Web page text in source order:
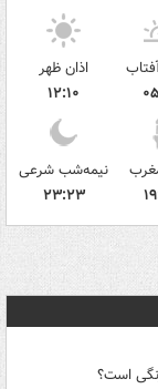
اذان ظهر
۱۲:۱۰
نیمه‌شب شرعی
۲۳:۲۳
است؟